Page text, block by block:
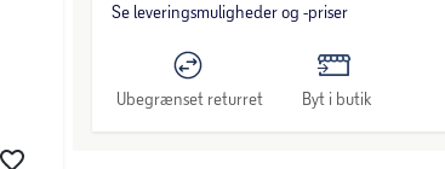
Se leveringsmuligheder og -priser
Ubegrænset returret Byt i butik